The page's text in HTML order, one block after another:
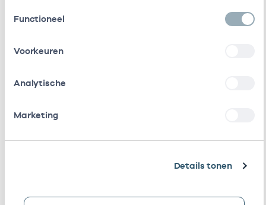
Functioneel
Voorkeuren
Analytische
Marketing
Details tonen
Ik heb een arbeidsrelatie met
Naam
Stichting
Gezondheidscentra